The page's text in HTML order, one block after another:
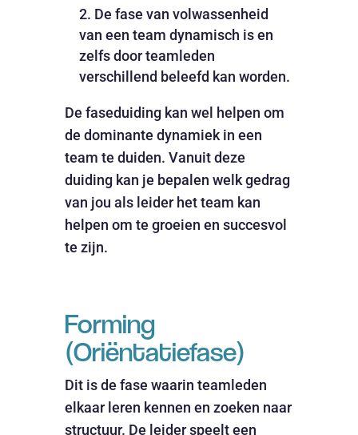
De fase van volwassenheid
van een team dynamisch is en
zelfs door teamleden
verschillend beleefd kan worden.
De faseduiding kan wel helpen om
de dominante dynamiek in een
team te duiden. Vanuit deze
duiding kan je bepalen welk gedrag
van jou als leider het team kan
helpen om te groeien en succesvol
te zijn.
Forming
(Oriëntatiefase)
Dit is de fase waarin teamleden
elkaar leren kennen en zoeken naar
structuur. De leider speelt een